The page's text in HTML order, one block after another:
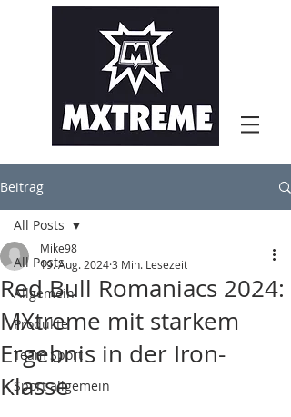
Beitrag
All Posts
Allgemein
Produkte
Team Sport
Sport allgemein
All Posts
Red Bull Romaniacs 2024:
MXtreme mit starkem
Ergebnis in der Iron-
Klasse
Mike98
19. Aug. 20243 Min. Lesezeit